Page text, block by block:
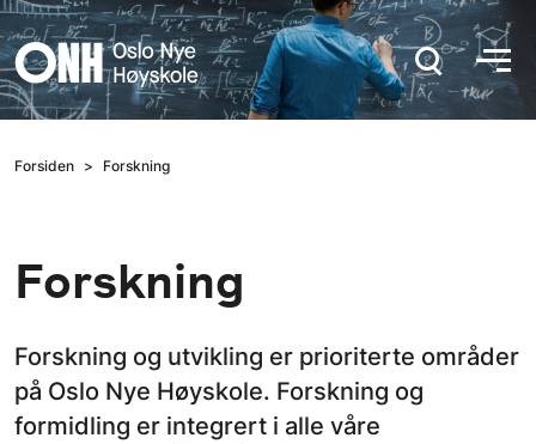
Hopp til hovedinnhold
Forsiden Forskning
Forskning
Forskning og utvikling er prioriterte områder
på Oslo Nye Høyskole. Forskning og
formidling er integrert i alle våre